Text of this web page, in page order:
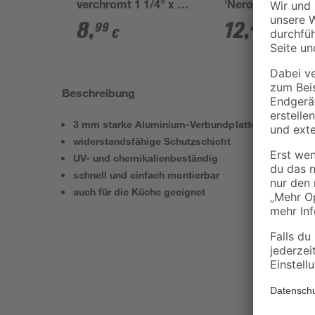
verchromt 1 1/4" x 32
mm
8,99 €
'Nero'
schwarz
12,49 €
Beschreibung
3 mm starke Aluminium-Verbundplatte
widerstandsfähige Schutzschicht
UV- und chemikalienbeständig
schnell und einfach montierbar
auch für die Küche geeignet